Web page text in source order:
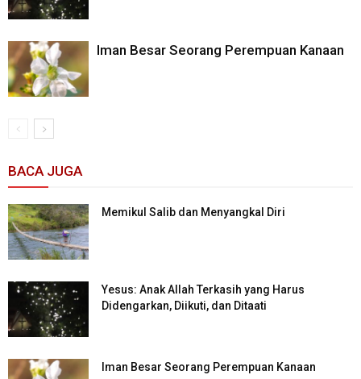
Iman Besar Seorang Perempuan Kanaan
BACA JUGA
Memikul Salib dan Menyangkal Diri
Yesus: Anak Allah Terkasih yang Harus
Didengarkan, Diikuti, dan Ditaati
Iman Besar Seorang Perempuan Kanaan